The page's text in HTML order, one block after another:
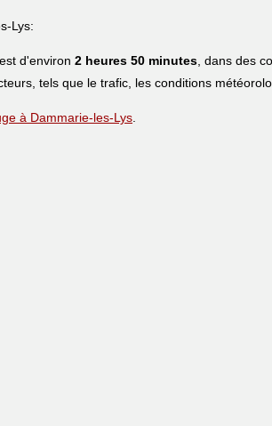
Lys:
d'environ 2 heures 50 minutes , dans des
tels que le trafic, les conditions
à Dammarie-les-Lys